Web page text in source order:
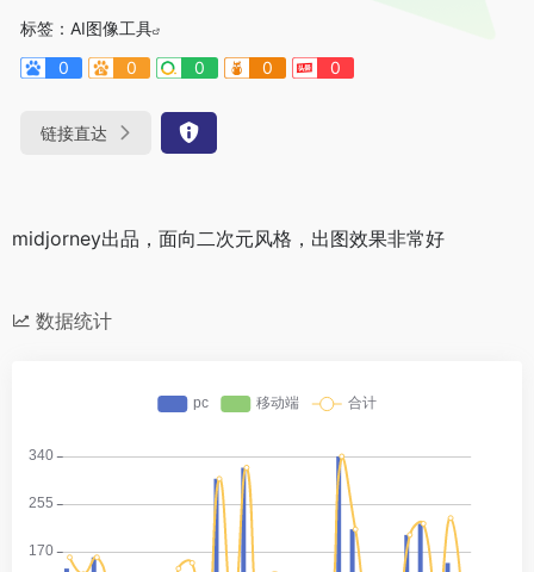
标签： AI图像工具
0
0 0 0 0
链接直达
midjorney出品，面向二次元风格，出图效果非常好
数据统计